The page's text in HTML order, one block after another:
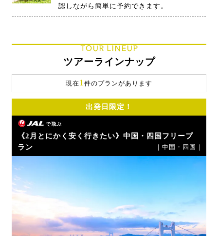
認しながら簡単に予約できます。
TOUR LINEUP
ツアーラインナップ
現在1件のプランがあります
出発日限定！
で飛ぶ
《2月とにかく安く行きたい》中国・四国フリープ
ラン
｜中国・四国｜